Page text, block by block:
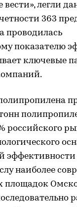
легли
363
проводилась
показателю
ключевые
российского
эффективности
наиболее